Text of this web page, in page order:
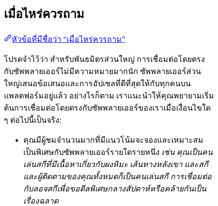
เมื่อไหร่ควรถาม
หัวข้อที่มีชื่อว่า “เมื่อไหร่ควรถาม”
โปรดจำไว้ว่า สำหรับพันธมิตรส่วนใหญ่ การเชื่อมต่อโดยตรง
กับซัพพลายเออร์ไม่มีความหมายมากนัก ซัพพลายเออร์ส่วน
ใหญ่เสนอข้อเสนอและการอัปเซลที่ดีที่สุดให้กับทุกคนบน
แพลตฟอร์มอยู่แล้ว อย่างไรก็ตาม เราแนะนำให้คุณพยายามเริ่ม
ต้นการเชื่อมต่อโดยตรงกับซัพพลายเออร์ของเราเมื่อเงื่อนไขใด
ๆ ต่อไปนี้เป็นจริง:
คุณมีผู้ชมจำนวนมากที่มีแนวโน้มจะจองและเหมาะสม
เป็นพิเศษกับซัพพลายเออร์รายใดรายหนึ่ง เช่น คุณเป็นคน
เล่นสกีที่มีเนื้อหาเกี่ยวกับผงหิมะ เส้นทางหลังเขา และสกี
และผู้ติดตามของคุณทั้งหมดก็เป็นคนเล่นสกี การเชื่อมต่อ
กับลอจสกีเพื่อขอดีลพิเศษกลางสัปดาห์หรือคล้ายกันเป็น
เรื่องฉลาด